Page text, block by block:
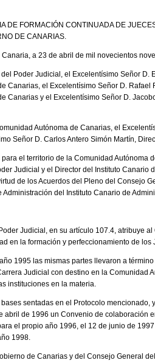
DE FORMACIÓN CONTINUADA DE
DE CANARIAS.
Canaria, a 23 de abril de mil novecientos
Poder Judicial, el Excelentísimo Señor
Canarias, el Excelentísimo Señor D.
Canarias y el Excelentísimo Señor D.
Autónoma de Canarias, el
Señor D. Carlos Antero Simón Martín,
el territorio de la Comunidad Autónoma
Judicial y el Director del Instituto Canario
de los Acuerdos del Pleno del Consejo
del Instituto Canario de
Judicial, en su artículo 107.4, atribuye
en la formación y perfeccionamiento de los
año 1995 las mismas partes llevaron a
Judicial con destino en la Comunidad
instituciones en la materia.
bases sentadas en el Protocolo
abril de 1996 un Convenio de colaboración
el propio año 1996, el 12 de junio de
1998.
de Canarias y del Consejo General